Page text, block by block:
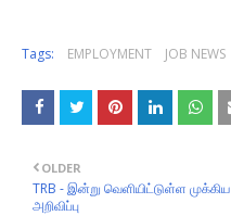
Tags: EMPLOYMENT JOB NEWS
OLDER
TRB - இன்று வெளியிட்டுள்ள முக்கிய
அறிவிப்பு